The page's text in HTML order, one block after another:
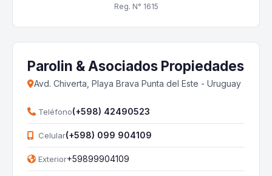
Reg. N° 1615
Parolin & Asociados Propiedades
Avd. Chiverta, Playa Brava Punta del Este - Uruguay
Teléfono(+598) 42490523
Celular(+598) 099 904109
Exterior+59899904109